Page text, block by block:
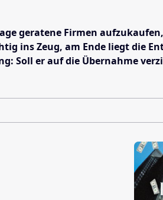
geratene Firmen
ins Zeug, am Ende liegt die
Soll er auf die Übernahme